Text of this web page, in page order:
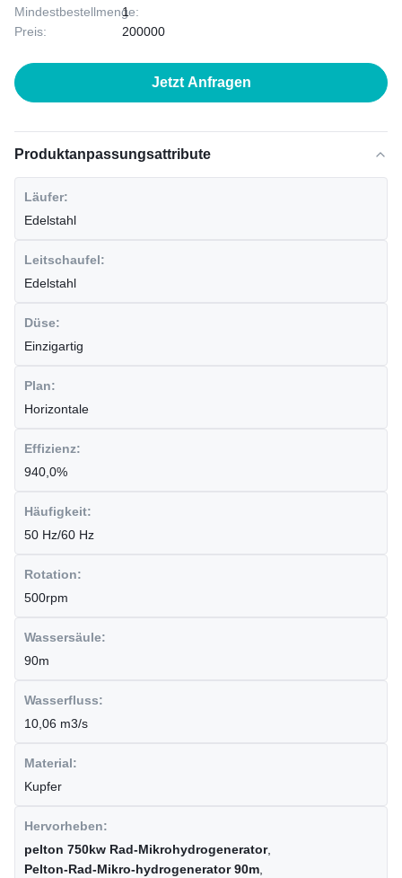
Mindestbestellmenge:
1
Preis:
200000
Jetzt Anfragen
Produktanpassungsattribute
Läufer:
Edelstahl
Leitschaufel:
Edelstahl
Düse:
Einzigartig
Plan:
Horizontale
Effizienz:
940,0%
Häufigkeit:
50 Hz/60 Hz
Rotation:
500rpm
Wassersäule:
90m
Wasserfluss:
10,06 m3/s
Material:
Kupfer
Hervorheben:
pelton 750kw Rad-Mikrohydrogenerator,
Pelton-Rad-Mikro-hydrogenerator 90m